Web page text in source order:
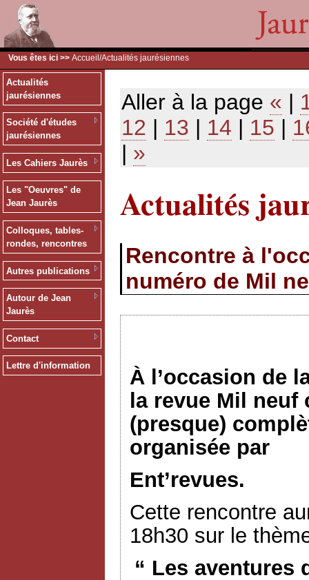
Vous êtes ici >> Accueil /Actualités jaurésiennes
Actualités
jaurésiennes
Société d'études
jaurésiennes
Les Cahiers Jaurès
Les "Oeuvres" de
Jean Jaurès
Colloques, tables-
rondes, rencontres
Autres publications
Autour de Jean
Jaurès
Contact
Lettre d'information
Aller à la page « |
12 | 13 | 14 | 15 |
| »
Actualités
Rencontre à
numéro de Mil
À l’occasion de
la revue Mil
(presque)
organisée par
Ent’revues.
Cette rencontre
18h30 sur le
“ Les aventures